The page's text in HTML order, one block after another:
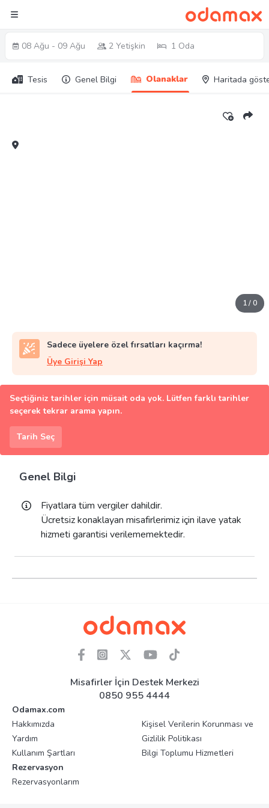
08 Ağu - 09 Ağu 2 Yetişkin 1 Oda
Tesis Genel Bilgi Olanaklar Haritada
1/0
Sadece üyelere özel fırsatları kaçırma!
Üye Girişi Yap
Seçtiğiniz tarihler için müsait oda yok. Lütfen farklı tarihler
seçerek tekrar arama yapın.
Tarih Seç
Genel Bilgi
Fiyatlara tüm vergiler dahildir.
Ücretsiz konaklayan misafirlerimiz için ilave yatak
hizmeti garantisi verilememektedir.
Misafirler İçin Destek Merkezi
0850 955 4444
Odamax.com
Hakkımızda
Yardım
Kullanım Şartları
Kişisel Verilerin Korunması ve
Gizlilik Politikası
Bilgi Toplumu Hizmetleri
Rezervasyon
Rezervasyonlarım